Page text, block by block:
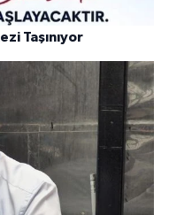
Taşınıyor